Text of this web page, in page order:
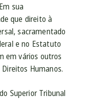
sua
que direito à
sacramentado
e no Estatuto
em vários outros
Humanos.
Superior Tribunal